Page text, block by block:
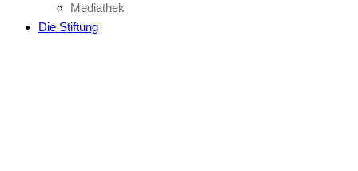
Mediathek
Die Stiftung